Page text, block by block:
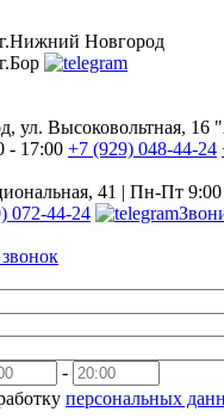
г.Нижний Новгород
г.Бор
ул. Высоковольтная,
- 17:00 +7 (929) 048-44-24
41 | Пн-Пт
072-44-24
-
персональных